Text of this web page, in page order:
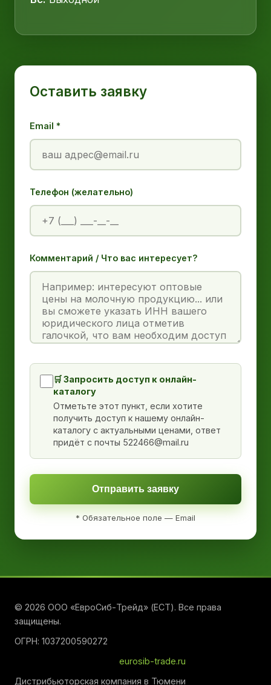
Оставить заявку
Email *
Телефон (желательно)
Комментарий / Что вас интересует?
🛒 Запросить доступ к онлайн-
каталогу
Отметьте этот пункт, если хотите
получить доступ к нашему онлайн-
каталогу с актуальными ценами, ответ
придёт с почты 522466@mail.ru
Отправить заявку
* Обязательное поле — Email
© 2026 ООО «ЕвроСиб-Трейд» (ЕСТ). Все права
защищены.
ОГРН: 1037200590272
eurosib-trade.ru
Дистрибьюторская компания в Тюмени